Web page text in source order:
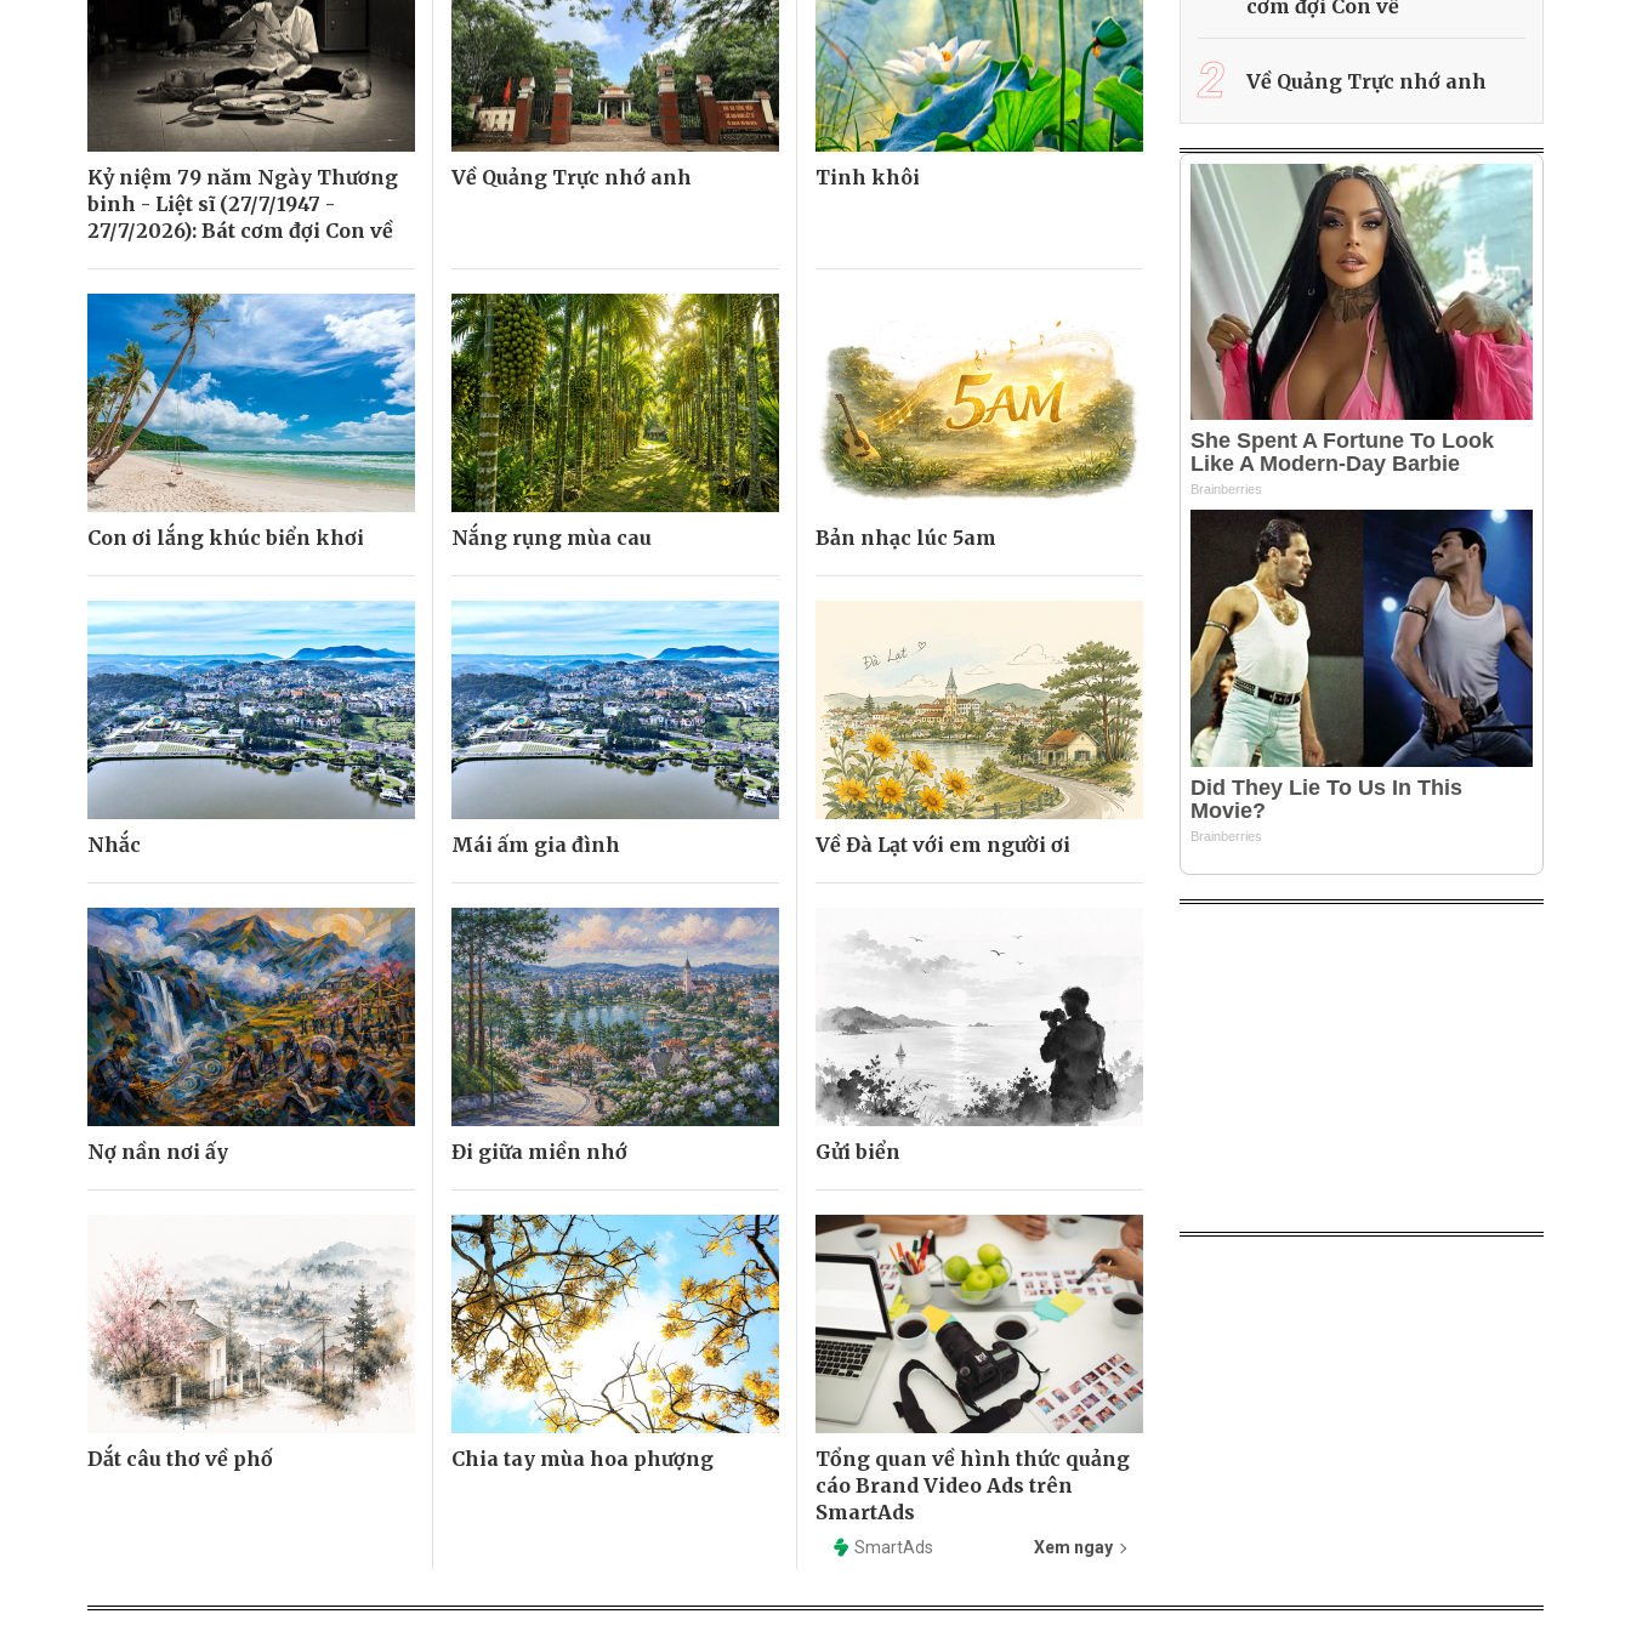
Kỷ niệm 79 năm Ngày Thương
binh - Liệt sĩ (27/7/1947 -
27/7/2026): Bát cơm đợi Con về
Về Quảng Trực nhớ anh Tinh khôi
Con ơi lắng khúc biển khơi Nắng rụng mùa cau Bản nhạc lúc 5am
Nhắc Mái ấm gia đình Về Đà Lạt với em người ơi
Nợ nần nơi ấy Đi giữa miền nhớ Gửi biển
Dắt câu thơ về phố Chia tay mùa hoa phượng
Tổng quan về hình thức quảng
cáo Brand Video Ads trên
SmartAds
SmartAds Xem ngay
cơm đợi Con về
2 Về Quảng Trực nhớ anh